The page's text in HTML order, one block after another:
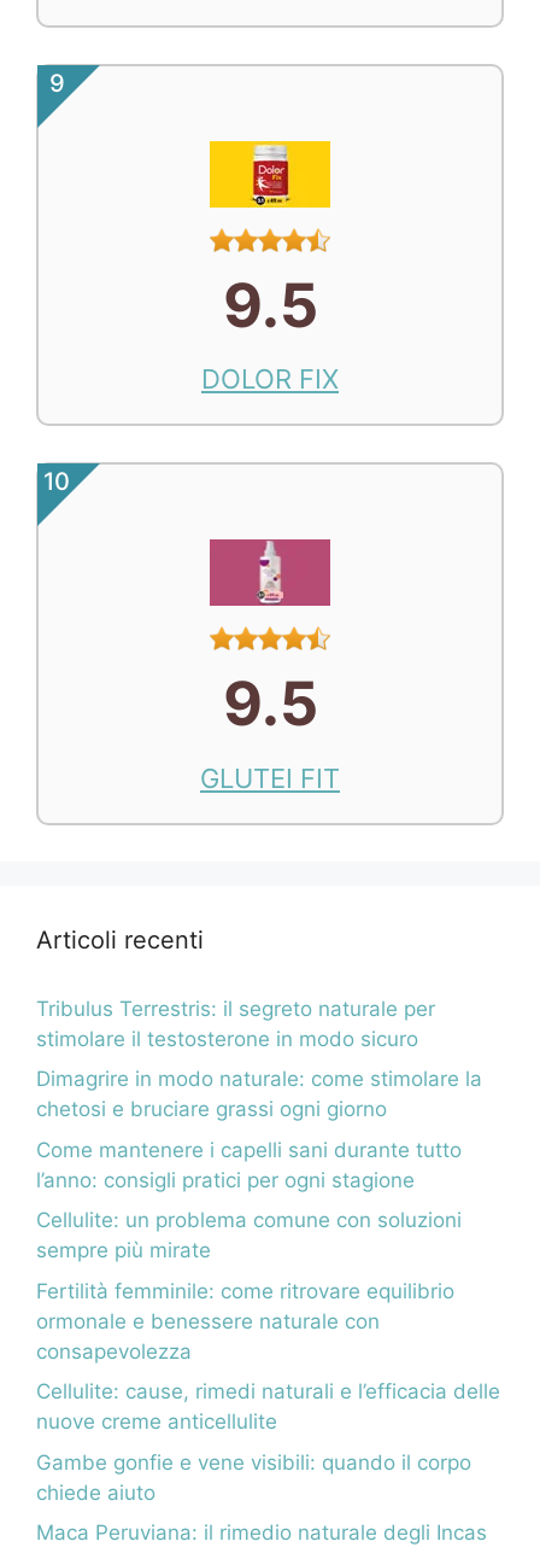
9
9.5
DOLOR FIX
10
9.5
GLUTEI FIT
Articoli recenti
Tribulus Terrestris: il segreto naturale per
stimolare il testosterone in modo sicuro
Dimagrire in modo naturale: come stimolare la
chetosi e bruciare grassi ogni giorno
Come mantenere i capelli sani durante tutto
l’anno: consigli pratici per ogni stagione
Cellulite: un problema comune con soluzioni
sempre più mirate
Fertilità femminile: come ritrovare equilibrio
ormonale e benessere naturale con
consapevolezza
Cellulite: cause, rimedi naturali e l’efficacia delle
nuove creme anticellulite
Gambe gonfie e vene visibili: quando il corpo
chiede aiuto
Maca Peruviana: il rimedio naturale degli Incas